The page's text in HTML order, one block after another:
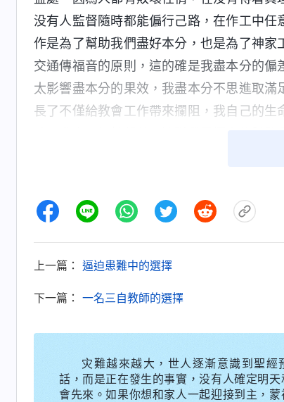
没有人監督隨時都能偏行己路，在作工中
作是為了幫助我們盡好本分，也是為了神
交通傳福音的原則，這的確是我盡本分的
太影響盡本分的果效，我盡本分不思進取
長了不僅給教會工作帶來攔阻，我自己的
這樣我工作中的很多問題都能及時得到解
果效也不會下滑了。
一段神的話：「你們做帶領工人的怕不怕神
果你有這幾種怕就證明你的存心不是為了
上面怎麽詢問了解你都能實實在在地反映
流露什麽敗壞，就是流露了敵基督性情也
性情，能不能尋求真理來解决這個問題。
上一篇： 逼迫患難中的選擇
下一篇： 一名三自教師的選擇
灾難越來越大，世人逐漸意識到聖經
話，而是正在發生的事實，没有人確定明天
會先來。如果你想和家人一起迎接到主，